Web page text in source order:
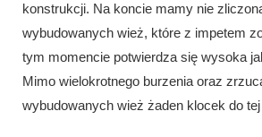
konstrukcji. Na koncie mamy nie
wybudowanych wież, które z impetem
tym momencie potwierdza się wysoka
Mimo wielokrotnego burzenia oraz
wybudowanych wież żaden klocek do tej